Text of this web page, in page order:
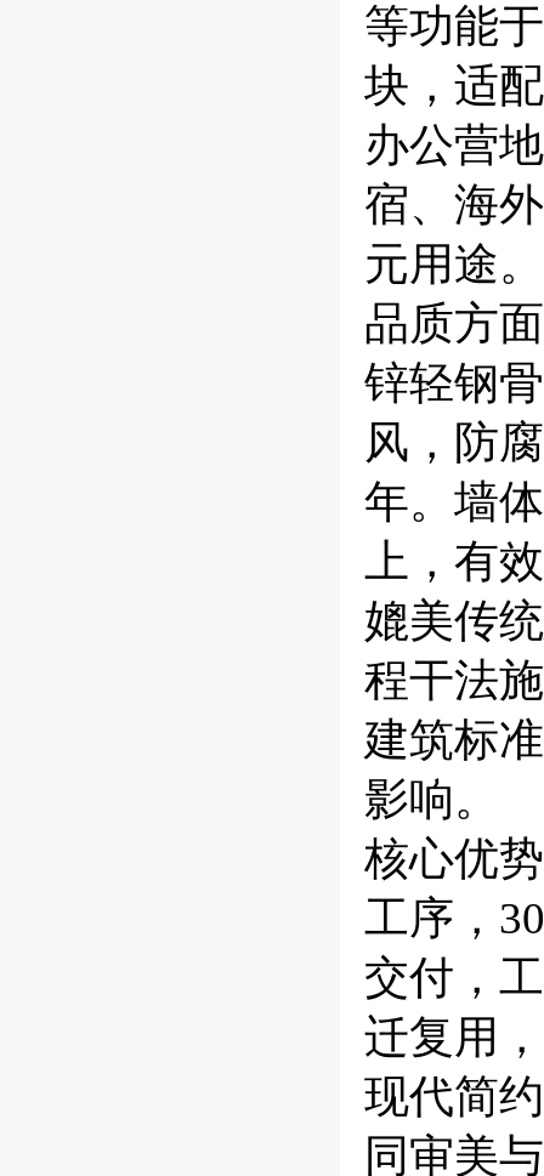
等功能
块，适
办公营
宿、海
元用途。
品质方
锌轻钢
风，防
年。墙
上，有
媲美传
程干法
建筑标
影响。
核心优
工序，
交付，
迁复用
现代简
同审美